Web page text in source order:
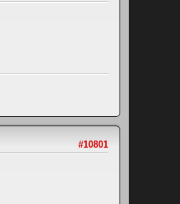
#10801